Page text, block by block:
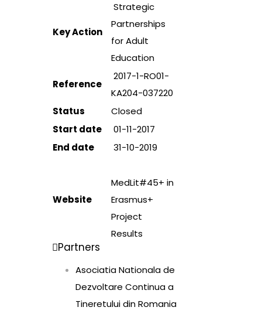
Key Action
Strategic
Partnerships
for Adult
Education
Reference
2017-1-RO01-
KA204-037220
Status
Closed
Start date
01-11-2017
End date
31-10-2019
Website
MedLit#45+ in
Erasmus+
Project
Results
Partners
Asociatia Nationala de
Dezvoltare Continua a
Tineretului din Romania